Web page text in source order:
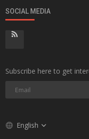
SOCIAL MEDIA
Subscribe here to get
English